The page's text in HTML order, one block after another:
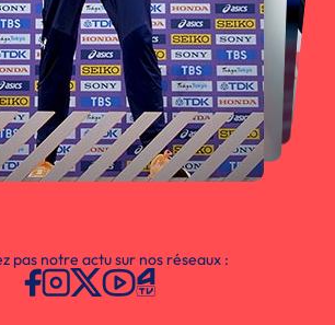
pas notre actu sur nos réseaux :